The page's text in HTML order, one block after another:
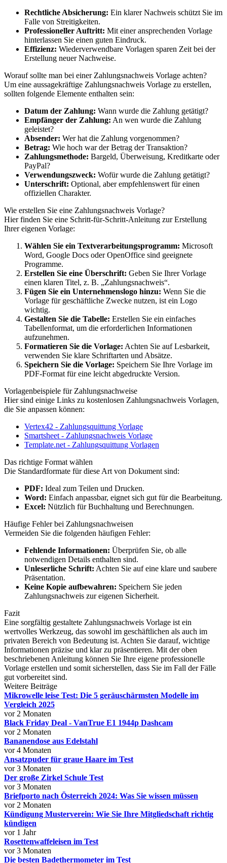
Rechtliche Absicherung: Ein klarer Nachweis schützt Sie im
Falle von Streitigkeiten.
Professioneller Auftritt: Mit einer ansprechenden Vorlage
hinterlassen Sie einen guten Eindruck.
Effizienz: Wiederverwendbare Vorlagen sparen Zeit bei der
Erstellung neuer Nachweise.
Worauf sollte man bei einer Zahlungsnachweis Vorlage achten?
Um eine aussagekräftige Zahlungsnachweis Vorlage zu erstellen,
sollten folgende Elemente enthalten sein:
Datum der Zahlung: Wann wurde die Zahlung getätigt?
Empfänger der Zahlung: An wen wurde die Zahlung
geleistet?
Absender: Wer hat die Zahlung vorgenommen?
Betrag: Wie hoch war der Betrag der Transaktion?
Zahlungsmethode: Bargeld, Überweisung, Kreditkarte oder
PayPal?
Verwendungszweck: Wofür wurde die Zahlung getätigt?
Unterschrift: Optional, aber empfehlenswert für einen
offiziellen Charakter.
Wie erstellen Sie eine Zahlungsnachweis Vorlage?
Hier finden Sie eine Schritt-für-Schritt-Anleitung zur Erstellung
Ihrer eigenen Vorlage:
Wählen Sie ein Textverarbeitungsprogramm: Microsoft
Word, Google Docs oder OpenOffice sind geeignete
Programme.
Erstellen Sie eine Überschrift: Geben Sie Ihrer Vorlage
einen klaren Titel, z. B. „Zahlungsnachweis“.
Fügen Sie ein Unternehmenslogo hinzu: Wenn Sie die
Vorlage für geschäftliche Zwecke nutzen, ist ein Logo
wichtig.
Gestalten Sie die Tabelle: Erstellen Sie ein einfaches
Tabellenformat, um die erforderlichen Informationen
aufzunehmen.
Formatieren Sie die Vorlage: Achten Sie auf Lesbarkeit,
verwenden Sie klare Schriftarten und Absätze.
Speichern Sie die Vorlage: Speichern Sie Ihre Vorlage im
PDF-Format für eine leicht abgedruckte Version.
Vorlagenbeispiele für Zahlungsnachweise
Hier sind einige Links zu kostenlosen Zahlungsnachweis Vorlagen,
die Sie anpassen können:
Vertex42 - Zahlungsquittung Vorlage
Smartsheet - Zahlungsnachweis Vorlage
Template.net - Zahlungsquittung Vorlagen
Das richtige Format wählen
Die Standardformate für diese Art von Dokument sind:
PDF: Ideal zum Teilen und Drucken.
Word: Einfach anpassbar, eignet sich gut für die Bearbeitung.
Excel: Nützlich für Buchhaltung und Berechnungen.
Häufige Fehler bei Zahlungsnachweisen
Vermeiden Sie die folgenden häufigen Fehler:
Fehlende Informationen: Überprüfen Sie, ob alle
notwendigen Details enthalten sind.
Unleserliche Schrift: Achten Sie auf eine klare und saubere
Präsentation.
Keine Kopie aufbewahren: Speichern Sie jeden
Zahlungsnachweis zur eigenen Sicherheit.
Fazit
Eine sorgfältig gestaltete Zahlungsnachweis Vorlage ist ein
wertvolles Werkzeug, das sowohl im geschäftlichen als auch im
privaten Bereich von Bedeutung ist. Achten Sie darauf, wichtige
Informationen präzise und klar zu präsentieren. Mit der oben
beschriebenen Anleitung können Sie Ihre eigene professionelle
Vorlage erstellen und somit sicherstellen, dass Sie im Fall der Fälle
gut vorbereitet sind.
Weitere Beiträge
Mikrowelle leise Test: Die 5 geräuschärmsten Modelle im
Vergleich 2025
vor 2 Monaten
Black Friday Deal - VanTrue E1 1944p Dashcam
vor 2 Monaten
Bananendose aus Edelstahl
vor 4 Monaten
Ansatzpuder für graue Haare im Test
vor 3 Monaten
Der große Zirkel Schule Test
vor 3 Monaten
Briefporto nach Österreich 2024: Was Sie wissen müssen
vor 2 Monaten
Kündigung Musterverein: Wie Sie Ihre Mitgliedschaft richtig
kündigen
vor 1 Jahr
Rosettenwaffeleisen im Test
vor 3 Monaten
Die besten Badethermometer im Test